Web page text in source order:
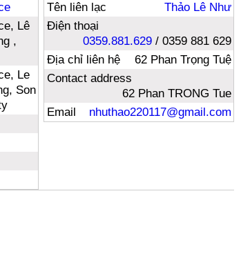
Lê
,
Le
Son
Tên liên lạc
Thảo Lê Như
Điện thoại
0359.881.629/ 0359 881 629
Địa chỉ liên hệ
62 Phan Trọng Tuệ
Contact address
62 Phan TRONG Tue
Email
nhuthao220117@gmail.com